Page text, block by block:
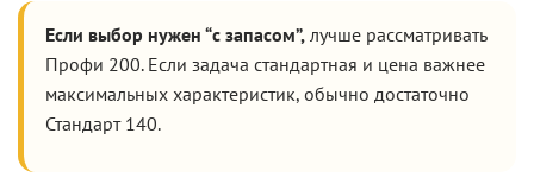
Если выбор нужен “с запасом”, лучше рассматривать
Профи 200. Если задача стандартная и цена важнее
максимальных характеристик, обычно достаточно
Стандарт 140.